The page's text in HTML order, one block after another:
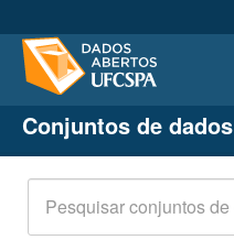
Conjuntos de dados
Organizações
Grupos
Conjuntos de dados